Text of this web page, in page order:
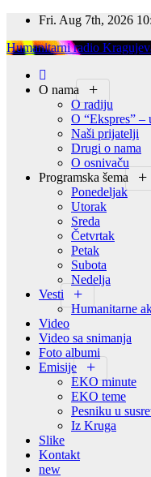
Skip
content
Fri. Aug 7th, 2026
Humanitarni radio
O nama
O radiju
O “Ekspres” –
Naši prijatelji
Drugi o nama
O osnivaču
Programska šema
Ponedeljak
Utorak
Sreda
Četvrtak
Petak
Subota
Nedelja
Vesti
Humanitarne
Video
Video sa snimanja
Foto albumi
Emisije
EKO minute
EKO teme
Pesniku u
Iz Kruga
Slike
Kontakt
new